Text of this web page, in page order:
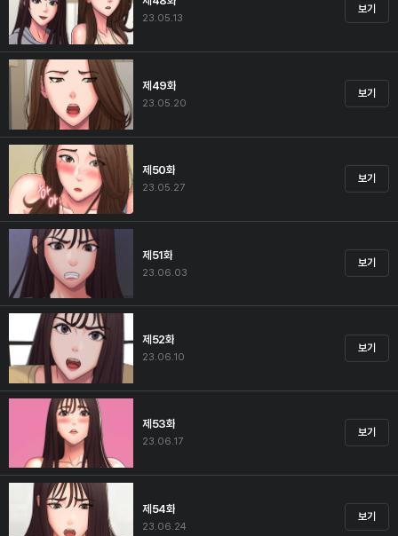
23.05.13
보기
제49화
23.05.20
보기
제50화
23.05.27
보기
제51화
23.06.03
보기
제52화
23.06.10
보기
제53화
23.06.17
보기
제54화
23.06.24
보기